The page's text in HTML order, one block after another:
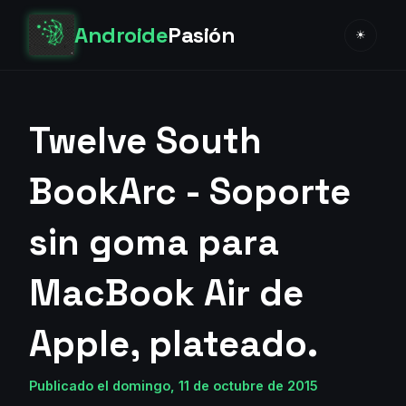
AndroidePasión ☀
Twelve South
BookArc - Soporte
sin goma para
MacBook Air de
Apple, plateado.
Publicado el domingo, 11 de octubre de 2015